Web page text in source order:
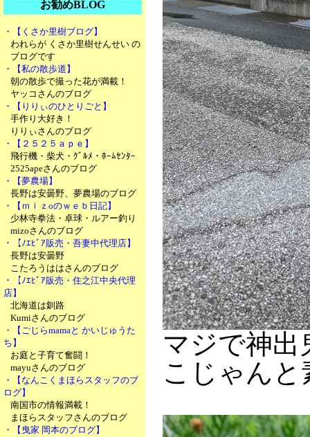
お勧めBLOG
・【くさか里樹ブログ】
われらが くさか里樹せんせい の
ブログです
・【私の散歩道】
朝の散歩で撮った花が満載！
ヤッコさんのブログ
・【りりぃのひとりごと】
手作り大好き！
りりぃさんのブログ
・【２５２５ａｐｅ】
飛行機・柴犬・ｸﾞﾙﾒ・ﾎｰﾑｾﾝﾀｰ
2525apeさんのブログ
・【夢農場】
長野は安曇野、夢農場のブログ
・【ｍｉｚoのｗｅｂ日記】
少林寺拳法・卓球・ルアー釣り
mizoさんのブログ
・【ﾉｴﾋﾞｱ販売・吾妻中代理店】
長野は安曇野
こたろうははさんのブログ
・【ﾉｴﾋﾞｱ販売・住之江中央代理
店】
北海道は釧路
Kumiさんのブログ
・【ごじらmamaと かいじゅうた
ち】
お庭と子育て奮闘！
mayuさんのブログ
・【なんこくまほらスタッフのブ
ログ】
南国市の情報満載！
まほらスタッフさんのブログ
・【曳家 岡本のブログ】
マジで神
こじゃん